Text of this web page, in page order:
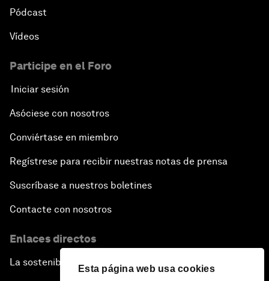
Esta página web usa cookies
Pódcast
Vídeos
Participe en el Foro
Iniciar sesión
Asóciese con nosotros
Conviértase en miembro
Regístrese para recibir nuestras notas de prensa
Suscríbase a nuestros boletines
Contacte con nosotros
Enlaces directos
La sostenibilidad en el Foro